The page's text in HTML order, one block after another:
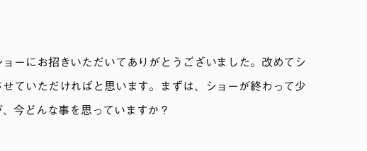
ーにお招きいただいてありがとうございました。改めてシ
せていただければと思います。まずは、ショーが終わって少
今どんな事を思っていますか？